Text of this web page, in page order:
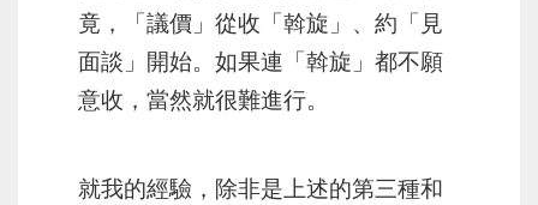
竟，
「議價」從收「斡旋」、約「見
面談」開始。如果連「斡旋」都不願
意收，當然就很難進行。
就我的經驗，除非是上述的第三種和